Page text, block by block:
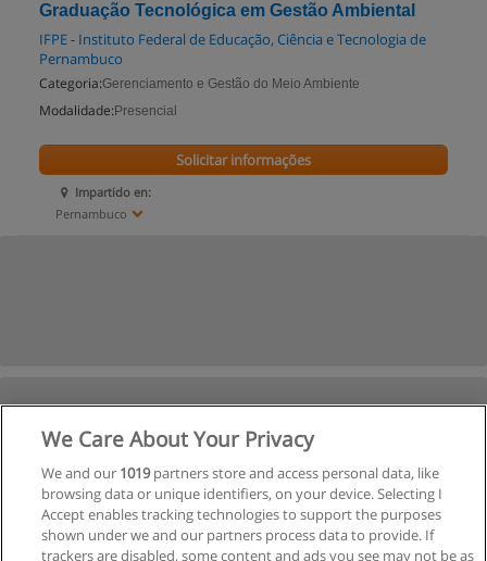
Graduação Tecnológica em Gestão Ambiental
IFPE - Instituto Federal de Educação, Ciência e Tecnologia de
Pernambuco
Categoria:Gerenciamento e Gestão do Meio Ambiente
Modalidade: Presencial
Impartido en:
Pernambuco
Solicitar informações
We Care About Your Privacy
We and our 1019partners store and access personal data, like
browsing data or unique identifiers, on your device. Selecting I
Accept enables tracking technologies to support the purposes
shown under we and our partners process data to provide. If
trackers are disabled, some content and ads you see may not be as